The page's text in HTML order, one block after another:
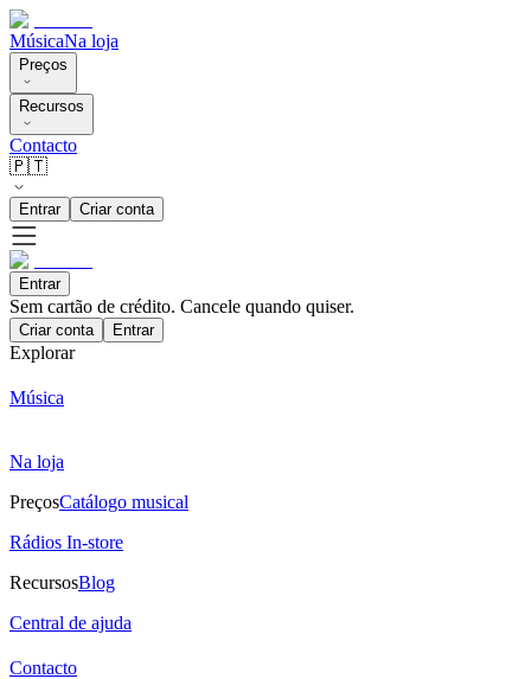
MúsicaNa loja
Preços
Recursos
Contacto
🇵🇹
Entrar Criar conta
Entrar
Sem cartão de crédito. Cancele quando quiser.
Criar conta Entrar
Explorar
Música
Na loja
PreçosCatálogo musical
Rádios In-store
RecursosBlog
Central de ajuda
Contacto